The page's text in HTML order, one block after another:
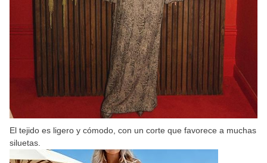
El tejido es ligero y cómodo, con un corte que favorece a muchas
siluetas.